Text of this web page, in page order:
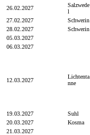
26.02.2027
Salzwede
l
27.02.2027
Schwerin
28.02.2027
Schwerin
05.03.2027
06.03.2027
12.03.2027
Lichtenta
nne
19.03.2027 Suhl
20.03.2027
Kosma
21.03.2027